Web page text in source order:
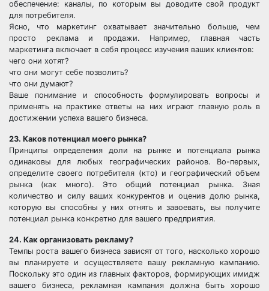
обеспечение: каналы, по которым вы доводите свой продукт
для потребителя.
Ясно, что маркетинг охватывает значительно больше, чем
просто реклама и продажи. Например, главная часть
маркетинга включает в себя процесс изучения ваших клиентов:
чего они хотят?
что они могут себе позволить?
что они думают?
Ваше понимание и способность формулировать вопросы и
применять на практике ответы на них играют главную роль в
достижении успеха вашего бизнеса.
23. Каков потенциал моего рынка?
Принципы определения доли на рынке и потенциала рынка
одинаковы для любых географических районов. Во-первых,
определите своего потребителя (кто) и географический объем
рынка (как много). Это общий потенциал рынка. Зная
количество и силу ваших конкурентов и оценив долю рынка,
которую вы способны у них отнять и завоевать, вы получите
потенциал рынка конкретно для вашего предприятия.
24. Как организовать рекламу?
Темпы роста вашего бизнеса зависят от того, насколько хорошо
вы планируете и осуществляете вашу рекламную кампанию.
Поскольку это один из главных факторов, формирующих имидж
вашего бизнеса, рекламная кампания должна быть хорошо